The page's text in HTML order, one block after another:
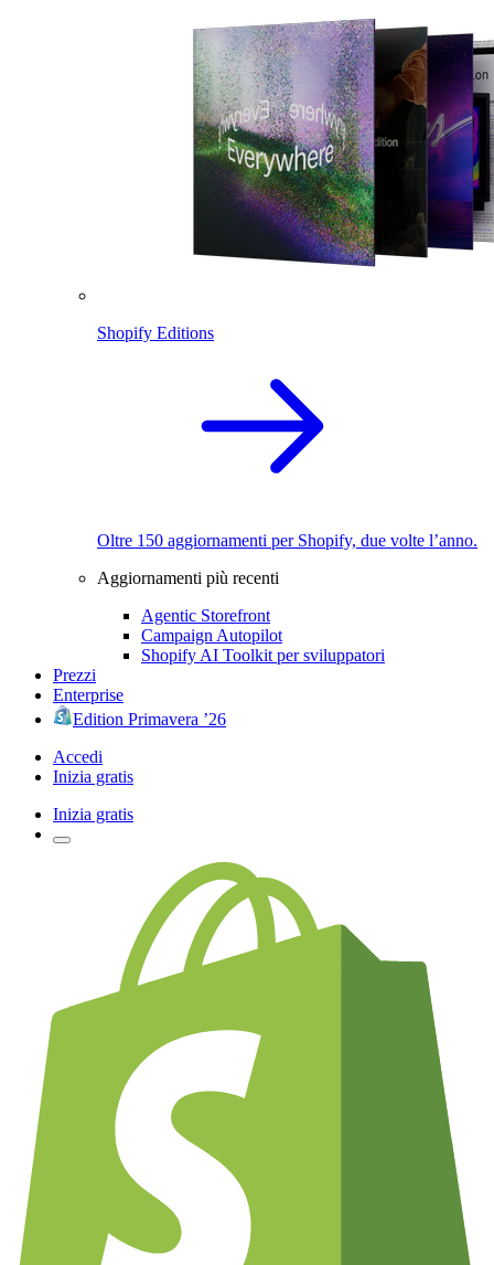
Shopify Editions
Oltre 150 aggiornamenti per Shopify, due volte l’anno.
Aggiornamenti più recenti
Agentic Storefront
Campaign Autopilot
Shopify AI Toolkit per sviluppatori
Prezzi
Enterprise
Edition Primavera ’26
Accedi
Inizia gratis
Inizia gratis